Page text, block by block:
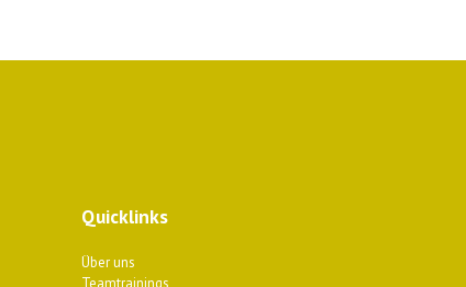
Quicklinks
Über uns
Teamtrainings